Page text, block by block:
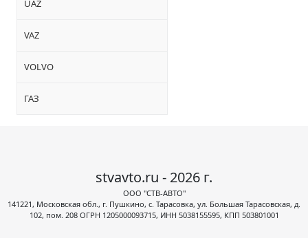
UAZ
VAZ
VOLVO
ГАЗ
stvavto.ru - 2026 г.
ООО "СТВ-АВТО"
141221, Московская обл., г. Пушкино, с. Тарасовка, ул. Большая Тарасовская, д.
102, пом. 208 ОГРН 1205000093715, ИНН 5038155595, КПП 503801001